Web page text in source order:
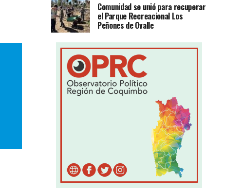
Comunidad se unió para recuperar
el Parque Recreacional Los
Peñones de Ovalle